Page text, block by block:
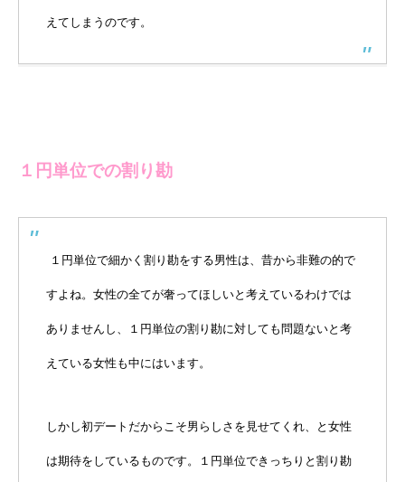
えてしまうのです。
１円単位での割り勘
１円単位で細かく割り勘をする男性は、昔から非難の的で
すよね。女性の全てが奢ってほしいと考えているわけでは
ありませんし、１円単位の割り勘に対しても問題ないと考
えている女性も中にはいます。
しかし初デートだからこそ男らしさを見せてくれ、と女性
は期待をしているものです。１円単位できっちりと割り勘